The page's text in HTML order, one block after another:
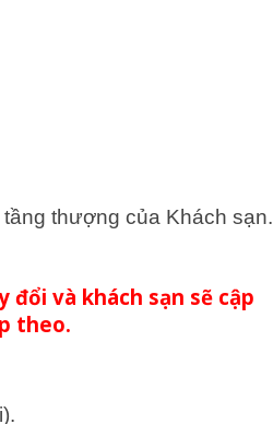
thượng của Khách sạn.
và khách sạn sẽ cập
theo.